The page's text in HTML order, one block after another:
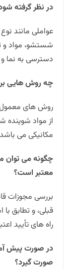
در نظر گرفته
عواملی مانند
شستشو، مواد و
دسترسی به نما و
چه روش هایی
روش های
از مواد
مکانیکی می
چگونه می
معتبر است؟
بررسی مجوزات
قبلی، و تطابق
راه های تأیید
در صورت پیش
صورت گیرد؟